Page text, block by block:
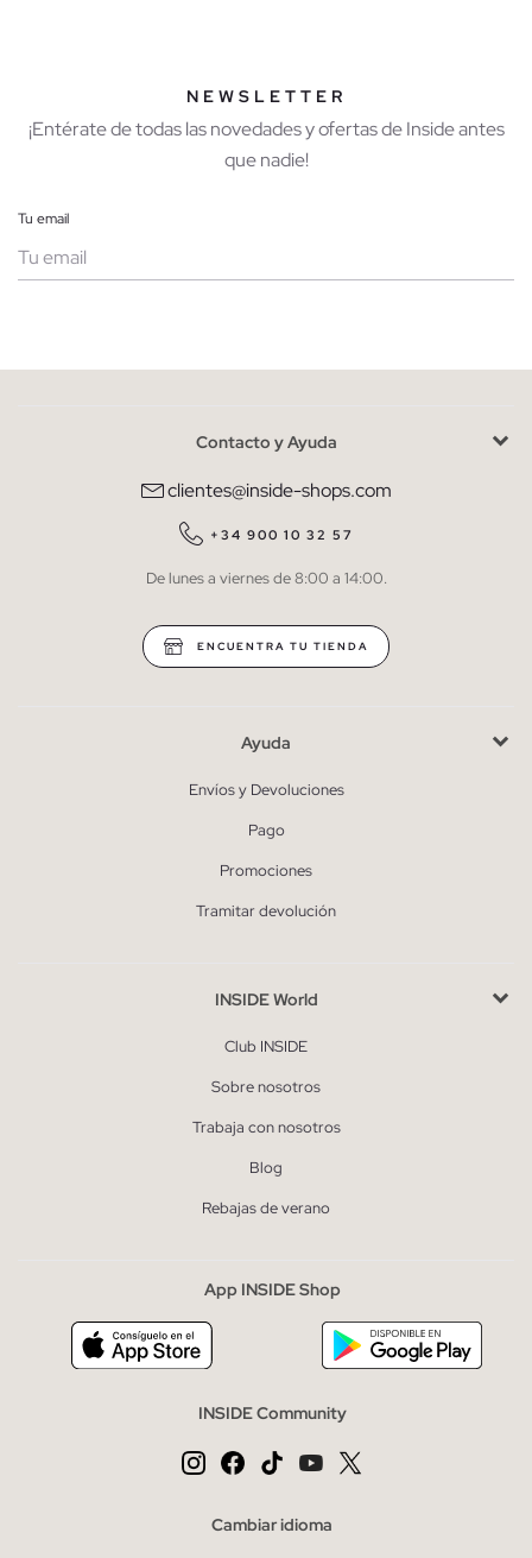
NEWSLETTER
¡Entérate de todas las novedades y ofertas de Inside antes
que nadie!
Tu email
He leído y entiendo lapolítica de privacidad
QUIERO SUSCRIBIRME
* Puedes cancelar la suscripción en cualquier momento.
Contacto y Ayuda
clientes@inside-shops.com
+34 900 10 32 57
De lunes a viernes de 8:00 a 14:00.
ENCUENTRA TU TIENDA
Ayuda
Envíos y Devoluciones
Pago
Promociones
Tramitar devolución
INSIDE World
Club INSIDE
Sobre nosotros
Trabaja con nosotros
Blog
Rebajas de verano
App INSIDE Shop
INSIDE Community
Cambiar idioma